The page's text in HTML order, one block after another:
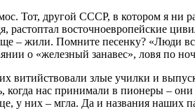
Тот, другой СССР, в котором я ни
растоптал восточноевропейские
– жили. Помните песенку?
о «железный занавес», ловя по
витийствовали злые училки и
нас принимали в пионеры –
у них – мгла. Да и названия